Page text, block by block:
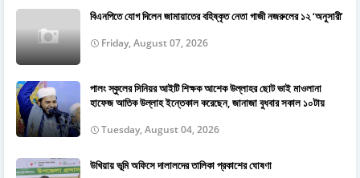
বিএনপিতে যোগ দিলেন জামায়াতের বহিষ্কৃত নেতা গাজী নজরুলের ১২ ‘অনুসারী’
Friday, August 07, 2026
পালং স্কুলের সিনিয়র আইটি শিক্ষক আশেক উল্লাহর ছোট ভাই মাওলানা
হাফেজ আতিক উল্লাহ ইন্তেকাল করেছেন, জানাজা বুধবার সকাল ১০টায়
Tuesday, August 04, 2026
উখিয়ায় ভূমি অফিসে দালালদের তালিকা প্রকাশের ঘোষণা